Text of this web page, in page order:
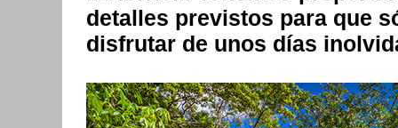
detalles previstos para que
disfrutar de unos días